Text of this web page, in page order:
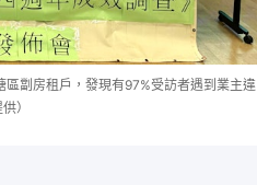
劏房租戶，發現有97%受訪者遇到業主違
）